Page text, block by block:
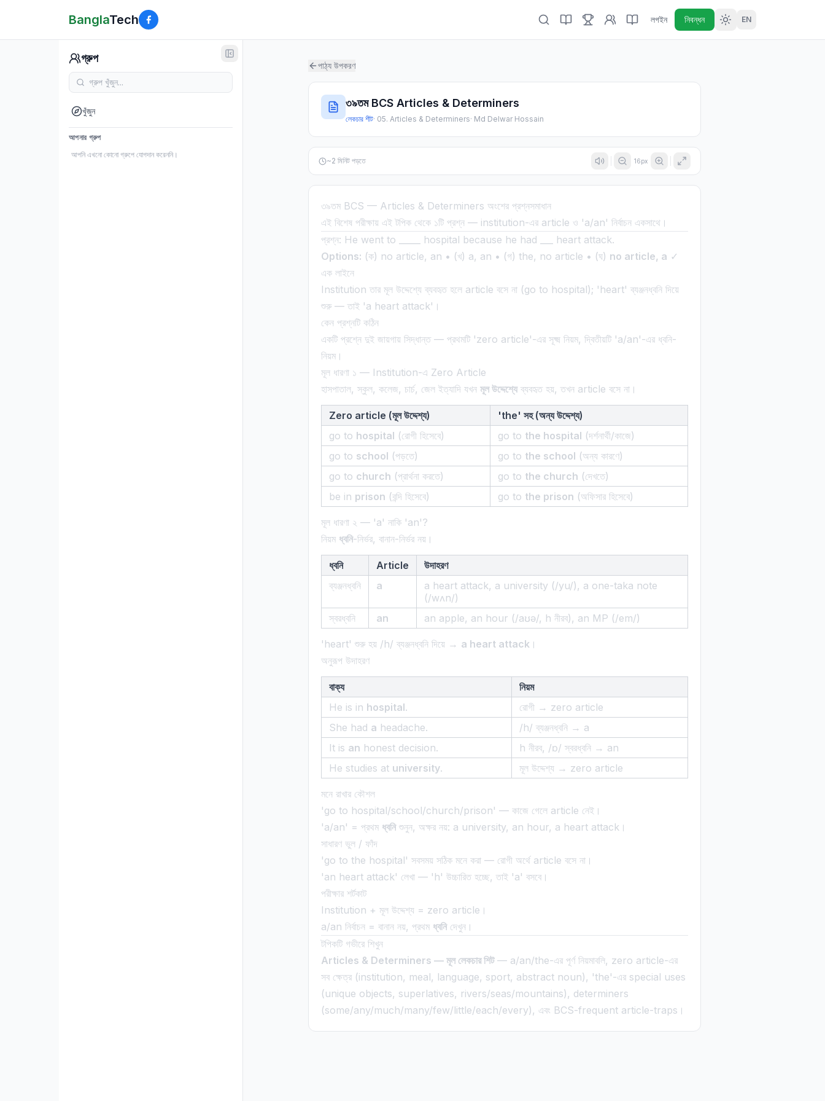
BanglaTech লগইন নিবন্ধন EN
গ্রুপ
খুঁজুন
আপনার গ্রুপ
আপনি এখনো কোনো গ্রুপে যোগদান করেননি।
পাঠ্য উপকরণ
৩৯তম BCS Articles & Determiners
লেকচার শীট· 05. Articles & Determiners· Md Delwar Hossain
~2 মিনিট পড়তে 16px
৩৯তম BCS — Articles & Determiners অংশের প্রশ্নসমাধান
এই বিশেষ পরীক্ষায় এই টপিক থেকে ১টি প্রশ্ন — institution-এর article ও 'a/an' নির্বাচন একসাথে।
প্রশ্ন: He went to _____ hospital because he had ___ heart attack.
Options: (ক) no article, an • (খ) a, an • (গ) the, no article • (ঘ) no article, a ✓
এক লাইনে
Institution তার মূল উদ্দেশ্যে ব্যবহৃত হলে article বসে না (go to hospital); 'heart' ব্যঞ্জনধ্বনি দিয়ে
শুরু — তাই 'a heart attack'।
কেন প্রশ্নটি কঠিন
একটি প্রশ্নে দুই জায়গায় সিদ্ধান্ত — প্রথমটি 'zero article'-এর সূক্ষ্ম নিয়ম, দ্বিতীয়টি 'a/an'-এর ধ্বনি-
নিয়ম।
মূল ধারণা ১ — Institution-এ Zero Article
হাসপাতাল, স্কুল, কলেজ, চার্চ, জেল ইত্যাদি যখন মূল উদ্দেশ্যেব্যবহৃত হয়, তখন article বসে না।
Zero article (মূল উদ্দেশ্য)
'the' সহ (অন্য উদ্দেশ্য)
go to hospital (রোগী হিসেবে) go to the hospital (দর্শনার্থী/কাজে)
go to school (পড়তে) go to the school (অন্য কারণে)
go to church (প্রার্থনা করতে) go to the church (দেখতে)
be in prison (বন্দি হিসেবে) go to the prison (অফিসার হিসেবে)
মূল ধারণা ২ — 'a' নাকি 'an'?
নিয়ম ধ্বনি-নির্ভর, বানান-নির্ভর নয়।
ধ্বনি Article
উদাহরণ
ব্যঞ্জনধ্বনি
a
a heart attack, a university (/yu/), a one-taka note
(/wʌn/)
স্বরধ্বনি
an an apple, an hour (/aʊə/, h নীরব), an MP (/em/)
'heart' শুরু হয় /h/ ব্যঞ্জনধ্বনি দিয়ে → a heart attack ।
অনুরূপ উদাহরণ
বাক্য
নিয়ম
He is in hospital.
রোগী → zero article
She had a headache.
/h/ ব্যঞ্জনধ্বনি → a
It is an honest decision.
h নীরব, /ɒ/ স্বরধ্বনি → an
He studies at university. মূল উদ্দেশ্য → zero article
মনে রাখার কৌশল
'go to hospital/school/church/prison' — কাজে গেলে article নেই।
'a/an' = প্রথম ধ্বনিশুনুন, অক্ষর নয়: a university, an hour, a heart attack।
সাধারণ ভুল / ফাঁদ
'go to the hospital' সবসময় সঠিক মনে করা — রোগী অর্থে article বসে না।
'an heart attack' লেখা — 'h' উচ্চারিত হচ্ছে, তাই 'a' বসবে।
পরীক্ষার শর্টকাট
Institution + মূল উদ্দেশ্য = zero article।
a/an নির্বাচন = বানান নয়, প্রথম ধ্বনিদেখুন।
টপিকটি গভীরে শিখুন
Articles & Determiners — মূল লেকচার শিট— a/an/the-এর পূর্ণ নিয়মাবলি, zero article-এর
সব ক্ষেত্র (institution, meal, language, sport, abstract noun), 'the'-এর special uses
(unique objects, superlatives, rivers/seas/mountains), determiners
(some/any/much/many/few/little/each/every), এবং BCS-frequent article-traps।